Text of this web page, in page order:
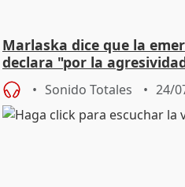
Marlaska dice que la
declara "por la
Sonido Totales 24/